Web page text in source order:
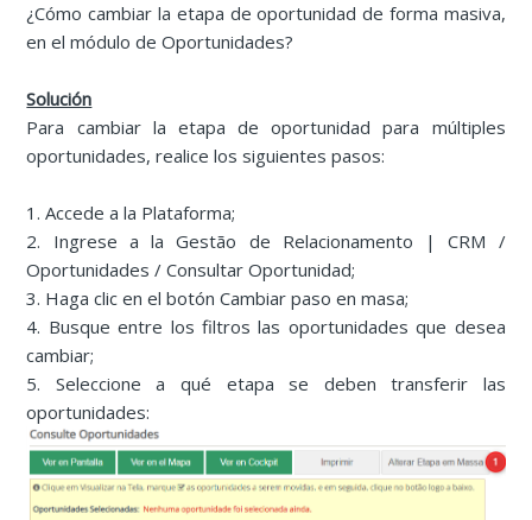
¿Cómo cambiar la etapa de oportunidad de forma masiva,
en el módulo de Oportunidades?
Solución
Para cambiar la etapa de oportunidad para múltiples
oportunidades, realice los siguientes pasos:
1. Accede a la Plataforma;
2. Ingrese a la Gestão de Relacionamento | CRM /
Oportunidades / Consultar Oportunidad;
3. Haga clic en el botón Cambiar paso en masa;
4. Busque entre los filtros las oportunidades que desea
cambiar;
5. Seleccione a qué etapa se deben transferir las
oportunidades: